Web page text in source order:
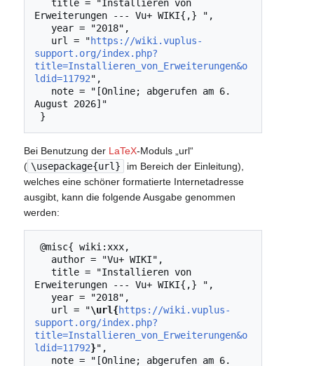
Erweiterungen --- Vu+ WIKI{,} ",
   url = "
https://wiki.vuplus-
support.org/index.php?
title=Installieren_von_Erweiterungen&o
ldid=11792",
August 2026]"
Bei Benutzung der LaTeX-Moduls „url“
( \usepackage{url}
im Bereich der Einleitung),
welches eine schöner formatierte Internetadresse
ausgibt, kann die folgende Ausgabe genommen
werden:
Erweiterungen --- Vu+ WIKI{,} ",
   url = "
\url{https://wiki.vuplus-
support.org/index.php?
title=Installieren_von_Erweiterungen&o
ldid=11792}",